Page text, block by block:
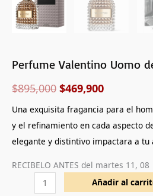
Perfume Valentino Uomo
$895,000 $469,900
Una exquisita fragancia para el
y el refinamiento en cada aspecto
elegante y distintivo impactara a tu
RECIBELO ANTES del martes 11, 08
Añadir al